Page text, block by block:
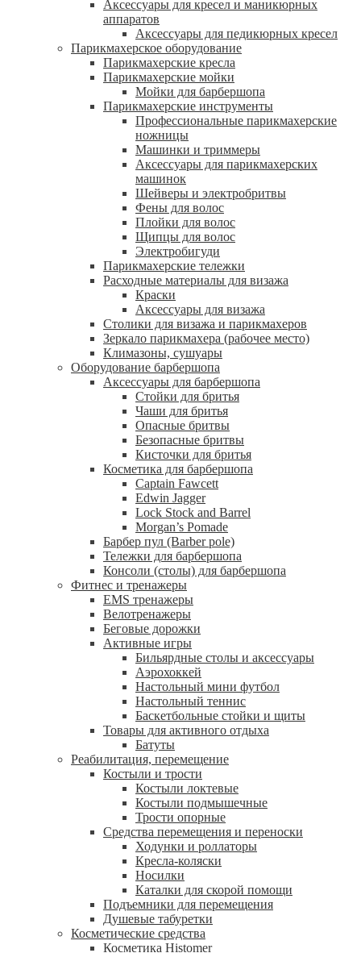
Аксессуары для кресел и маникюрных
аппаратов
Аксессуары для педикюрных кресел
Парикмахерское оборудование
Парикмахерские кресла
Парикмахерские мойки
Мойки для барбершопа
Парикмахерские инструменты
Профессиональные парикмахерские
ножницы
Машинки и триммеры
Аксессуары для парикмахерских
машинок
Шейверы и электробритвы
Фены для волос
Плойки для волос
Щипцы для волос
Электробигуди
Парикмахерские тележки
Расходные материалы для визажа
Краски
Аксессуары для визажа
Столики для визажа и парикмахеров
Зеркало парикмахера (рабочее место)
Климазоны, сушуары
Оборудование барбершопа
Аксессуары для барбершопа
Стойки для бритья
Чаши для бритья
Опасные бритвы
Безопасные бритвы
Кисточки для бритья
Косметика для барбершопа
Captain Fawcett
Edwin Jagger
Lock Stock and Barrel
Morgan’s Pomade
Барбер пул (Barber pole)
Тележки для барбершопа
Консоли (столы) для барбершопа
Фитнес и тренажеры
EMS тренажеры
Велотренажеры
Беговые дорожки
Активные игры
Бильярдные столы и аксессуары
Аэрохоккей
Настольный мини футбол
Настольный теннис
Баскетбольные стойки и щиты
Товары для активного отдыха
Батуты
Реабилитация, перемещение
Костыли и трости
Костыли локтевые
Костыли подмышечные
Трости опорные
Средства перемещения и переноски
Ходунки и роллаторы
Кресла-коляски
Носилки
Каталки для скорой помощи
Подъемники для перемещения
Душевые табуретки
Косметические средства
Косметика Histomer